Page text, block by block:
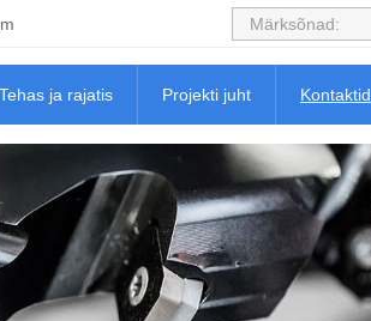
Tehas ja rajatis Projekti juht Kontaktid